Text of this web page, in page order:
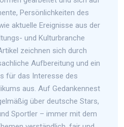
Persönlichkeiten des
aktuelle Ereignisse aus der
und Kulturbranche
zeichnen sich durch
Aufbereitung und ein
für das Interesse des
aus. Auf Gedankennest
über deutsche Stars,
Sportler – immer mit dem